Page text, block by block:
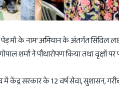
पेड़ माँ के नाम’ अभियान के अंतर्गत सिविल
शर्मा ने पौधारोपण किया तथा वृक्षों
में केंद्र सरकार के 12 वर्ष सेवा, सुशासन,